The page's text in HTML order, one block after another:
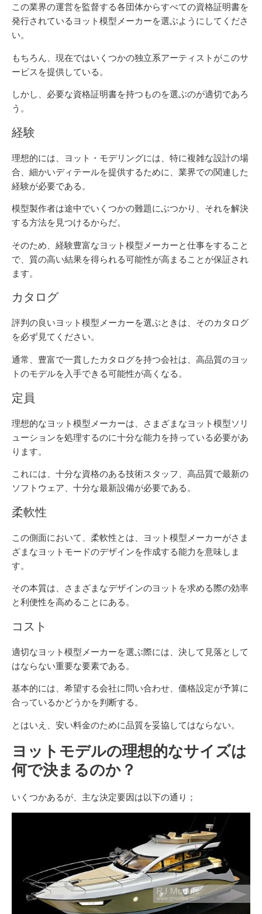
この業界の運営を監督する各団体からすべての資格証明書を
発行されているヨット模型メーカーを選ぶようにしてくださ
い。
もちろん、現在ではいくつかの独立系アーティストがこのサ
ービスを提供している。
しかし、必要な資格証明書を持つものを選ぶのが適切であろ
う。
経験
理想的には、ヨット・モデリングには、特に複雑な設計の場
合、細かいディテールを提供するために、業界での関連した
経験が必要である。
模型製作者は途中でいくつかの難題にぶつかり、それを解決
する方法を見つけるからだ。
そのため、経験豊富なヨット模型メーカーと仕事をすること
で、質の高い結果を得られる可能性が高まることが保証され
ます。
カタログ
評判の良いヨット模型メーカーを選ぶときは、そのカタログ
を必ず見てください。
通常、豊富で一貫したカタログを持つ会社は、高品質のヨッ
トのモデルを入手できる可能性が高くなる。
定員
理想的なヨット模型メーカーは、さまざまなヨット模型ソリ
ューションを処理するのに十分な能力を持っている必要があ
ります。
これには、十分な資格のある技術スタッフ、高品質で最新の
ソフトウェア、十分な最新設備が必要である。
柔軟性
この側面において、柔軟性とは、ヨット模型メーカーがさま
ざまなヨットモードのデザインを作成する能力を意味しま
す。
その本質は、さまざまなデザインのヨットを求める際の効率
と利便性を高めることにある。
コスト
適切なヨット模型メーカーを選ぶ際には、決して見落として
はならない重要な要素である。
基本的には、希望する会社に問い合わせ、価格設定が予算に
合っているかどうかを判断する。
とはいえ、安い料金のために品質を妥協してはならない。
ヨットモデルの理想的なサイズは
何で決まるのか？
いくつかあるが、主な決定要因は以下の通り；